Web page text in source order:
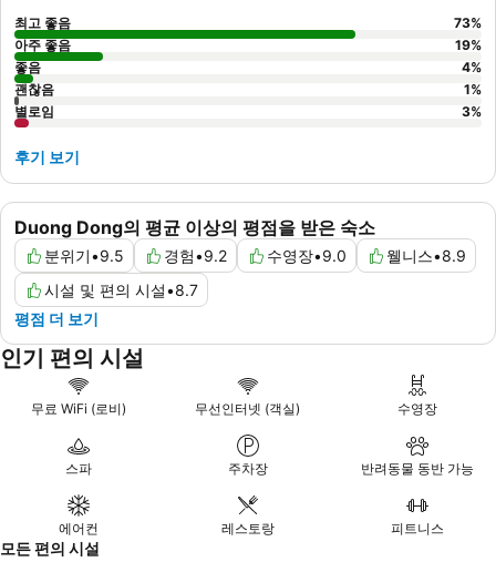
Duong Dong의 평균 이상의 평점을 받은 숙소
분위기•9.5 경험•9.2 수영장•9.0 웰니스•8.9
시설 및 편의 시설•8.7
평점 더 보기
최고 좋음 73%
아주 좋음
19%
좋음
4%
괜찮음
1%
별로임
3%
후기 보기
인기 편의 시설
무료 WiFi (로비) 무선인터넷 (객실) 수영장
스파 주차장 반려동물 동반 가능
에어컨 레스토랑 피트니스
모든 편의 시설